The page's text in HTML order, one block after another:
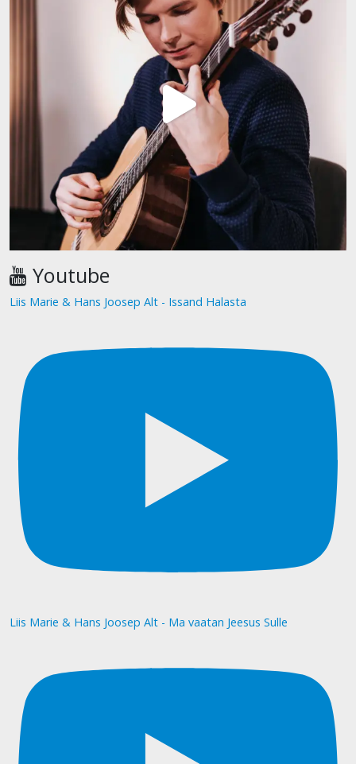
Youtube
Liis Marie & Hans Joosep Alt - Issand Halasta
Liis Marie & Hans Joosep Alt - Ma vaatan Jeesus Sulle